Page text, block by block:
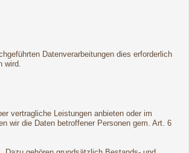
Datenverarbeitungen dies erforderlich
wird.
vertragliche Leistungen anbieten oder im
wir die Daten betroffener Personen gem. Art. 6